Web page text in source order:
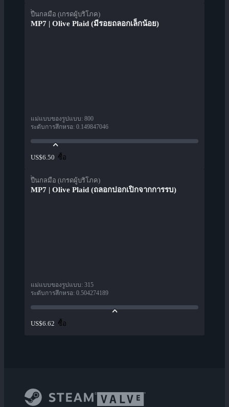
ปืนกลมือ (เกรดผู้บริโภค)
MP7 | Olive Plaid (มีรอยถลอกเล็กน้อย)
แม่แบบของรูปแบบ: 800
ระดับการสึกหรอ: 0.149847046
US$6.50 ซื้อ
ปืนกลมือ (เกรดผู้บริโภค)
MP7 | Olive Plaid (ถลอกปอกเปิกจากการรบ)
แม่แบบของรูปแบบ: 315
ระดับการสึกหรอ: 0.504274189
US$6.62 ซื้อ